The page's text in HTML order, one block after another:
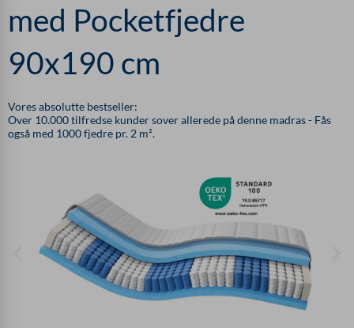
med Pocketfjedre
90x190 cm
Vores absolutte bestseller:
Over 10.000 tilfredse kunder sover allerede på denne madras - Fås
også med 1000 fjedre pr. 2 m².